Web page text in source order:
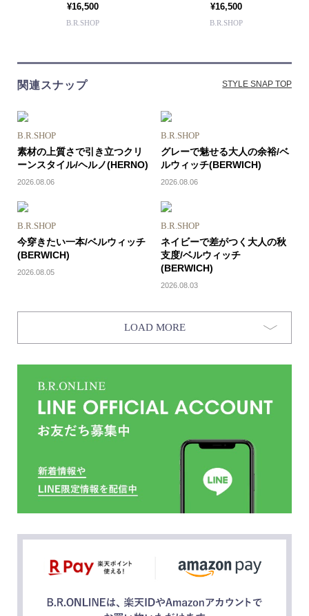
¥16,500
B.R.SHOP
¥16,500
B.R.SHOP
関連スナップ STYLE SNAP TOP
B.R.SHOP
素材の上質さで引き立つクリ
ーンスタイル/ヘルノ(HERNO)
2026.08.06
B.R.SHOP
グレーで魅せる大人の余裕/ベ
ルウィッチ(BERWICH)
2026.08.06
B.R.SHOP
今穿きたい一本/ベルウィッチ
(BERWICH)
2026.08.05
B.R.SHOP
ネイビーで差がつく大人の秋
支度/ベルウィッチ
(BERWICH)
2026.08.03
LOAD MORE